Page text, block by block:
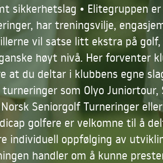
sikkerhetslag • Elitegruppen
har treningsvilje,
vil satse litt ekstra på
høyt nivå. Her forventer
at du deltar i klubbens egne
som Olyo Juniortour,
Seniorgolf Turneringer
golfere er velkomne til å
individuell oppfølging av
handler om å kunne